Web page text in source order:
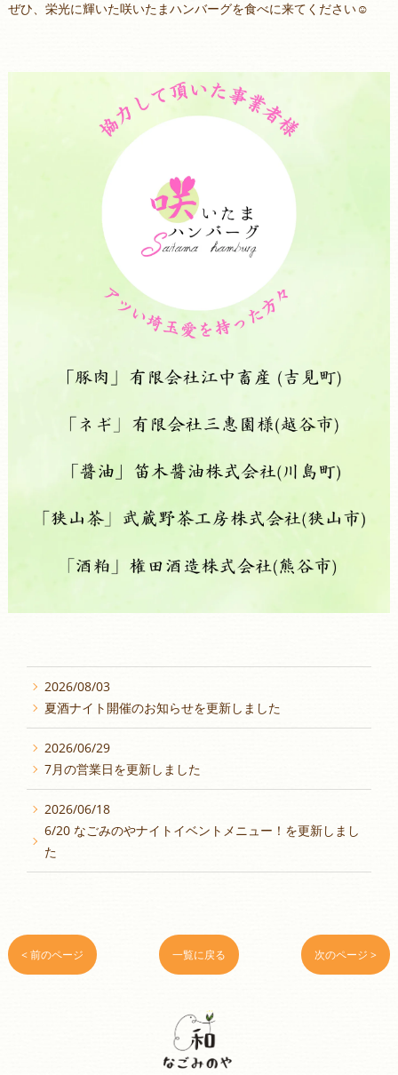
ぜひ、栄光に輝いた咲いたまハンバーグを食べに来てください☺️
2026/08/03
夏酒ナイト開催のお知らせを更新しました
2026/06/29
7月の営業日を更新しました
2026/06/18
6/20 なごみのやナイトイベントメニュー！を更新しまし
た
< 前のページ 一覧に戻る 次のページ >